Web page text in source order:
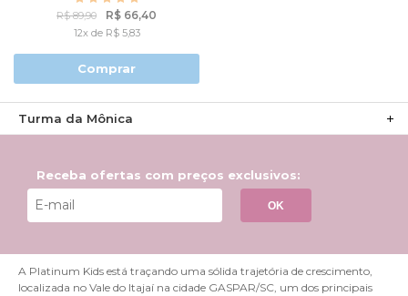
DA MÔNICA
R$ 89,90 R$ 66,40
12x de R$ 5,83
Comprar
Turma da Mônica
Receba ofertas com preços exclusivos:
OK
A Platinum Kids está traçando uma sólida trajetória de crescimento,
localizada no Vale do Itajaí na cidade GASPAR/SC, um dos principais